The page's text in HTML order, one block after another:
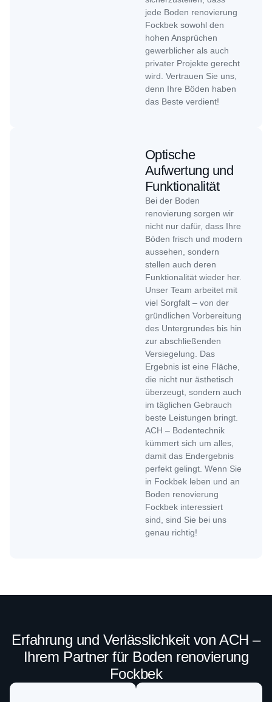
jede Boden renovierung
Fockbek sowohl den
hohen Ansprüchen
gewerblicher als auch
privater Projekte gerecht
wird. Vertrauen Sie uns,
denn Ihre Böden haben
das Beste verdient!
Optische
Aufwertung und
Funktionalität
Bei der Boden
renovierung sorgen wir
nicht nur dafür, dass Ihre
Böden frisch und modern
aussehen, sondern
stellen auch deren
Funktionalität wieder her.
Unser Team arbeitet mit
viel Sorgfalt – von der
gründlichen Vorbereitung
des Untergrundes bis hin
zur abschließenden
Versiegelung. Das
Ergebnis ist eine Fläche,
die nicht nur ästhetisch
überzeugt, sondern auch
im täglichen Gebrauch
beste Leistungen bringt.
ACH – Bodentechnik
kümmert sich um alles,
damit das Endergebnis
perfekt gelingt. Wenn Sie
in Fockbek leben und an
Boden renovierung
Fockbek interessiert
sind, sind Sie bei uns
genau richtig!
Erfahrung und Verlässlichkeit von ACH –
Ihrem Partner für Boden renovierung
Fockbek